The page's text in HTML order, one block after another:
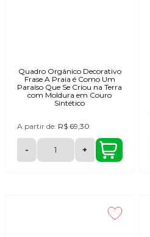
Quadro Orgânico Decorativo
Frase A Praia é Como Um
Paraíso Que Se Criou na Terra
com Moldura em Couro
Sintético
A partir de: R$ 69,30
- +